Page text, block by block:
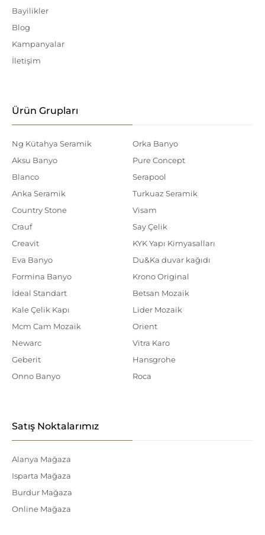
Bayilikler
Blog
Kampanyalar
İletişim
Ürün Grupları
Ng Kütahya Seramik
Aksu Banyo
Blanco
Anka Seramik
Country Stone
Crauf
Creavit
Eva Banyo
Formina Banyo
İdeal Standart
Kale Çelik Kapı
Mcm Cam Mozaik
Newarc
Geberit
Onno Banyo
Orka Banyo
Pure Concept
Serapool
Turkuaz Seramik
Visam
Say Çelik
KYK Yapı Kimyasalları
Du&Ka duvar kağıdı
Krono Original
Betsan Mozaik
Lider Mozaik
Orient
Vitra Karo
Hansgrohe
Roca
Satış Noktalarımız
Alanya Mağaza
Isparta Mağaza
Burdur Mağaza
Online Mağaza